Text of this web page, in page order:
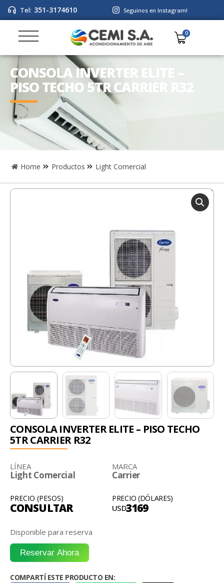
Tel: 351-3174610 Seguinos en Instagram!
CONSOLA INVERTER ELITE –
PISO TECHO 5TR CARRIER R32
Home Productos Light Comercial
CONSOLA INVERTER ELITE – PISO TECHO
5TR CARRIER R32
LÍNEA
Light Comercial
MARCA
Carrier
PRECIO (PESOS)
CONSULTAR
PRECIO (DÓLARES)
USD3169
Disponible para reserva
Reservar Ahora
COMPARTÍ ESTE PRODUCTO EN: